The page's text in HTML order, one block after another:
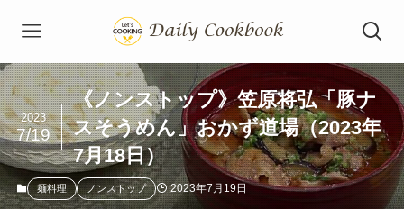
《ノンストップ》笠原将弘「豚ナ
スそうめん」おかず道場（2023年
7月18日）
2023
7/19
麺料理 ノンストップ 2023年7月19日